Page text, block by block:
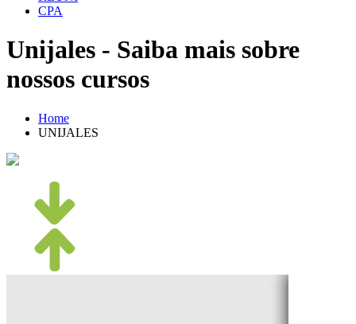
CPA
Unijales - Saiba mais sobre
nossos cursos
Home
UNIJALES